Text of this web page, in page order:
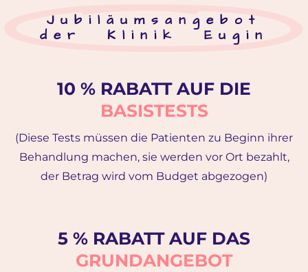
Jubiläumsangebot
der Klinik Eugin
10 % RABATT AUF DIE
BASISTESTS
(Diese Tests müssen die Patienten zu Beginn ihrer
Behandlung machen, sie werden vor Ort bezahlt,
der Betrag wird vom Budget abgezogen)
5 % RABATT AUF DAS
GRUNDANGEBOT